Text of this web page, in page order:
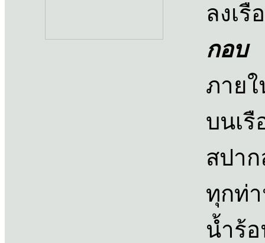
ลงเ
กอบ
ภาย
บนเ
สปา
ทุกท่
น้ำร้